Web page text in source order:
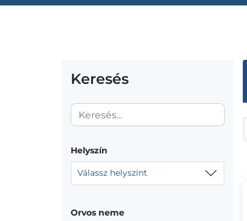
Keresés
Helyszín
Válassz helyszínt
Orvos neme